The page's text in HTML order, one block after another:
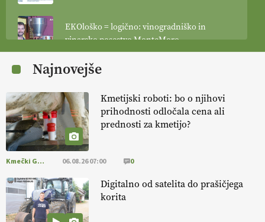
EKOloško = logično: vinogradniško in
vinarsko posestvo MonteMoro
EKOloško = logično: ekološka kmetija
EKOloško = logično: ekološka kmetija
HOMAR
EKOloško = logično: VLOG Ekološko
kmetijstvo brez škropljenja?
EKOloško = logično: ekološka kmetija
Najnovejše
Kmetijski roboti: bo o njihovi
prihodnosti odločala cena ali
prednosti za kmetijo?
Kmečki Glas 06.08.26 07:00 0
Digitalno od satelita do prašičjega
korita